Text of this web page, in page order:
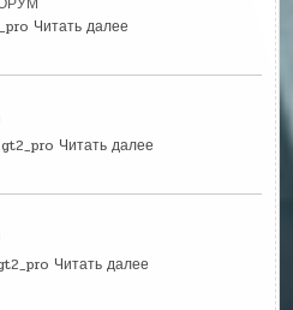
Читать далее
Читать далее
Читать далее